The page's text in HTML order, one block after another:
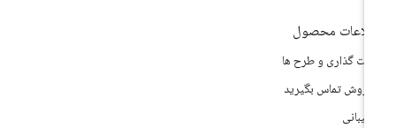
محصول
گذاری و طرح ها
فروش تماس بگیرید